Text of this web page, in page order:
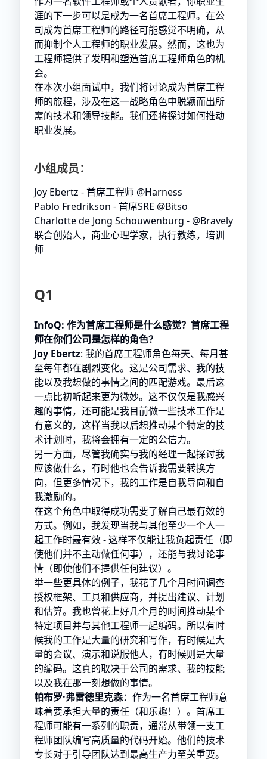
涯的下一步可以是成为一名首席工程师。在公
司成为首席工程师的路径可能感觉不明确，从
而抑制个人工程师的职业发展。然而，这也为
工程师提供了发明和塑造首席工程师角色的机
会。
在本次小组面试中，我们将讨论成为首席工程
师的旅程，涉及在这一战略角色中脱颖而出所
需的技术和领导技能。我们还将探讨如何推动
职业发展。
小组成员：
Joy Ebertz - 首席工程师 @Harness
Pablo Fredrikson - 首席SRE @Bitso
Charlotte de Jong Schouwenburg - @Bravely
联合创始人，商业心理学家，执行教练，培训
师
Q1
InfoQ: 作为首席工程师是什么感觉？首席工程
师在你们公司是怎样的角色？
Joy Ebertz: 我的首席工程师角色每天、每月甚
至每年都在剧烈变化。这是公司需求、我的技
能以及我想做的事情之间的匹配游戏。最后这
一点比初听起来更为微妙。这不仅仅是我感兴
趣的事情，还可能是我目前做一些技术工作是
有意义的，这样当我以后想推动某个特定的技
术计划时，我将会拥有一定的公信力。
另一方面，尽管我确实与我的经理一起探讨我
应该做什么，有时他也会告诉我需要转换方
向，但更多情况下，我的工作是自我导向和自
我激励的。
在这个角色中取得成功需要了解自己最有效的
方式。例如，我发现当我与其他至少一个人一
起工作时最有效 - 这样不仅能让我负起责任（即
使他们并不主动做任何事），还能与我讨论事
情（即使他们不提供任何建议）。
举一些更具体的例子，我花了几个月时间调查
授权框架、工具和供应商，并提出建议、计划
和估算。我也曾花上好几个月的时间推动某个
特定项目并与其他工程师一起编码。所以有时
候我的工作是大量的研究和写作，有时候是大
量的会议、演示和说服他人，有时候则是大量
的编码。这真的取决于公司的需求、我的技能
以及我在那一刻想做的事情。
帕布罗·弗雷德里克森：作为一名首席工程师意
味着要承担大量的责任（和乐趣！）。首席工
程师可能有一系列的职责，通常从带领一支工
程师团队编写高质量的代码开始。他们的技术
专长对于引导团队达到最高生产力至关重要。